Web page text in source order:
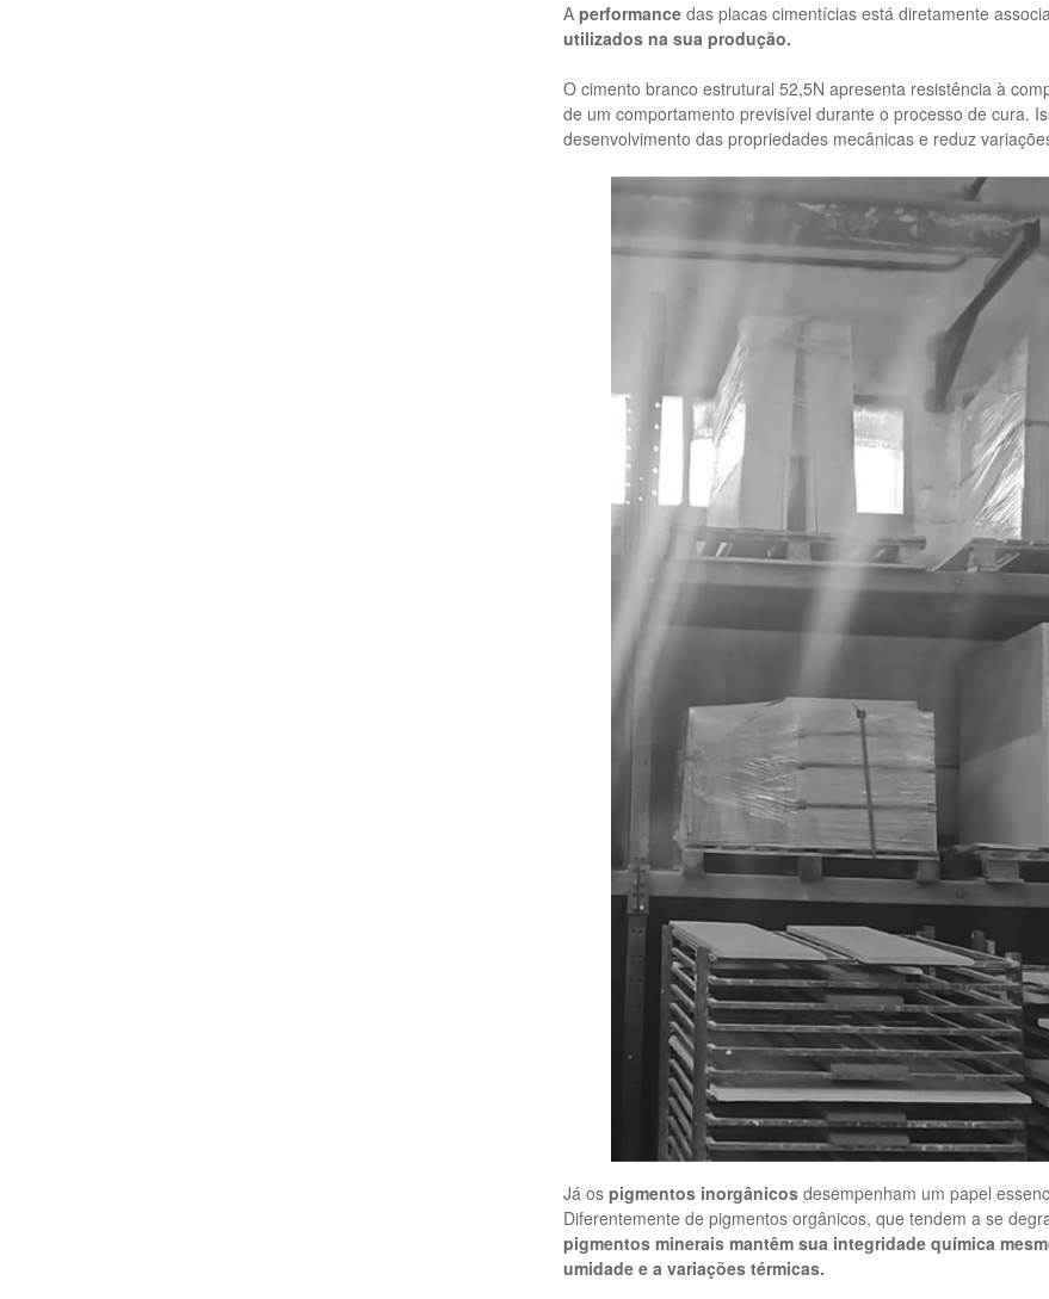
A performance das placas cimentícias está diretamente
utilizados na sua produção.
O cimento branco estrutural 52,5N apresenta resistência à
de um comportamento previsível durante o processo de cura.
desenvolvimento das propriedades mecânicas e reduz
Já os pigmentos inorgânicos desempenham um papel
Diferentemente de pigmentos orgânicos, que tendem a se
pigmentos minerais mantêm sua integridade química
umidade e a variações térmicas.